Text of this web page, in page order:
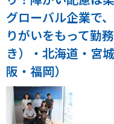
グローバル企業で
りがいをもって勤
き）・北海道・宮
阪・福岡）